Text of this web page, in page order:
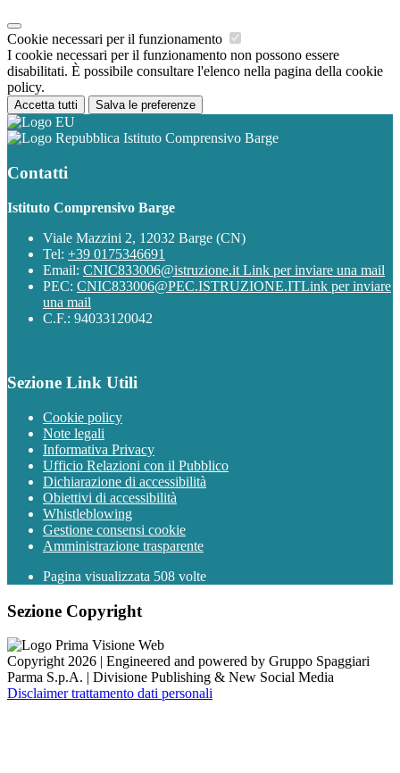
Cookie necessari per il funzionamento
I cookie necessari per il funzionamento non possono essere
disabilitati. È possibile consultare l'elenco nella pagina della cookie
policy.
Accetta tutti Salva le preferenze
Istituto Comprensivo Barge
Contatti
Istituto Comprensivo Barge
Viale Mazzini 2, 12032 Barge (CN)
Tel: +39 0175346691
Email: CNIC833006@istruzione.it Link per inviare una mail
PEC: CNIC833006@PEC.ISTRUZIONE.ITLink per inviare
una mail
C.F.: 94033120042
Sezione Link Utili
Cookie policy
Note legali
Informativa Privacy
Ufficio Relazioni con il Pubblico
Dichiarazione di accessibilità
Obiettivi di accessibilità
Whistleblowing
Gestione consensi cookie
Amministrazione trasparente
Pagina visualizzata 508 volte
Sezione Copyright
Copyright 2026 | Engineered and powered by Gruppo Spaggiari
Parma S.p.A. | Divisione Publishing & New Social Media
Disclaimer trattamento dati personali